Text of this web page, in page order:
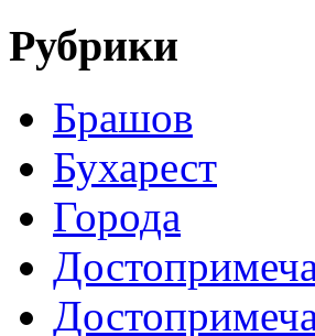
Рубрики
Брашов
Бухарест
Города